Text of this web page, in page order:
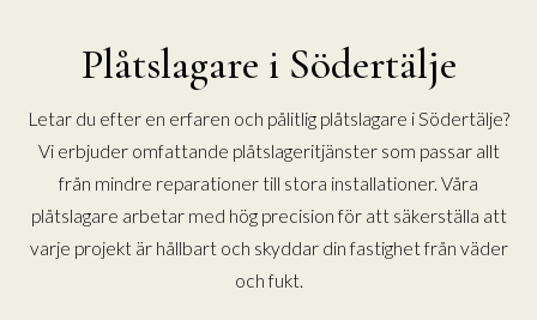
Plåtslagare i Södertälje
Letar du efter en erfaren och pålitlig plåtslagare i Södertälje?
Vi erbjuder omfattande plåtslageritjänster som passar allt
från mindre reparationer till stora installationer. Våra
plåtslagare arbetar med hög precision för att säkerställa att
varje projekt är hållbart och skyddar din fastighet från väder
och fukt.